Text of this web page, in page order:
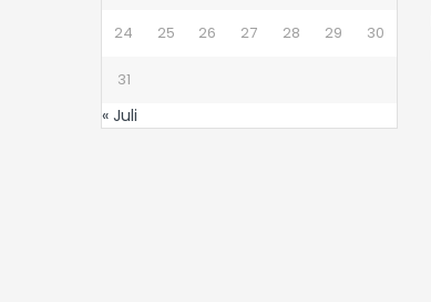
24 25 26 27 28 29 30
31
« Juli